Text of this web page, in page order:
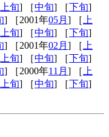
上旬] ［中旬] ［下旬]
] ［2001年05月 ] ［ 上
上旬] ［中旬] ［下旬]
] ［2001年02月 ] ［ 上
上旬] ［中旬] ［下旬]
] ［2000年11月 ] ［ 上
上旬] ［中旬] ［下旬]